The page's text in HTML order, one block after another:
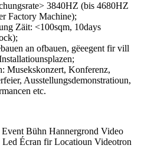
3840HZ (bis 4680HZ
Factory Machine);
Zäit: <100sqm, 10days
an ofbauen, gëeegent fir vill
Musekskonzert, Konferenz,
Ausstellungsdemonstratioun,
etc.